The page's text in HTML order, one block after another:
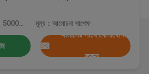
MOQ：3000 জোড়া ~ 5000 জোড়া মূল্য：আলোচনা সাপেক্ষ
আমাদের সাথে যোগাযোগ
করুন